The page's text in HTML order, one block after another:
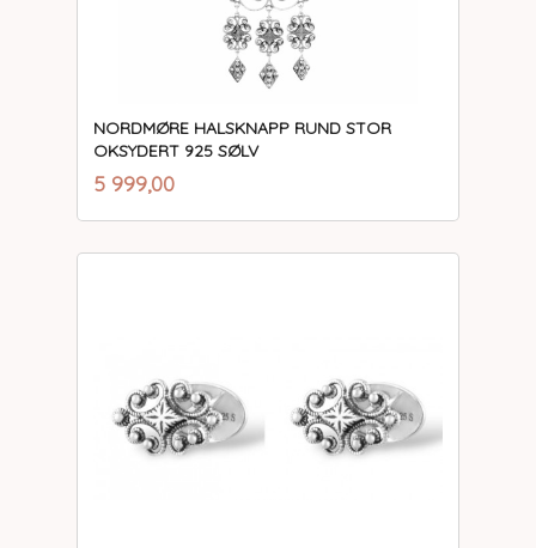
NORDMØRE HALSKNAPP RUND STOR
OKSYDERT 925 SØLV
Pris
5 999,00mva.